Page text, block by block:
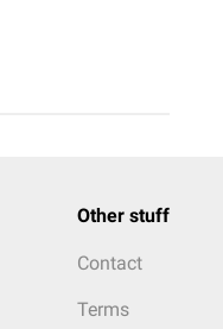
Other stuff
Contact
Terms